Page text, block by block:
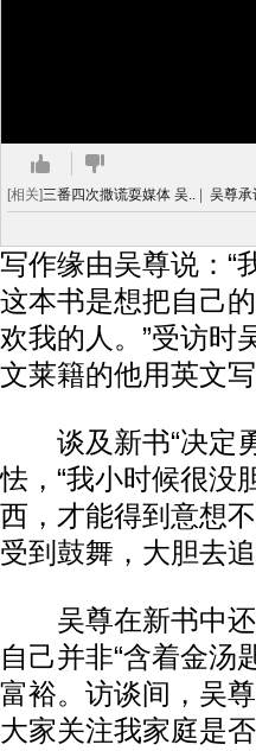
[相关]三番四次撒谎耍媒体 吴.. 吴尊承
写作缘由吴尊说：“
这本书是想把自己
欢我的人。”受访时
文莱籍的他用英文
谈及新书“决定勇
怯，“我小时候很没
西，才能得到意想
受到鼓舞，大胆去
吴尊在新书中还
自己并非“含着金汤
富裕。访谈间，吴
大家关注我家庭是